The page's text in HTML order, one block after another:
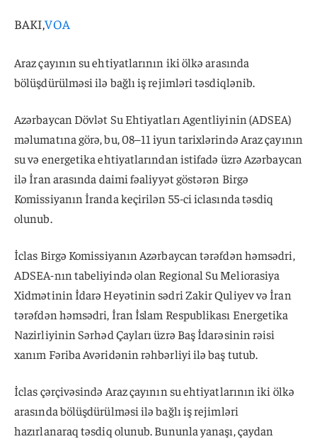
BAKI,VOA
Araz çayının su ehtiyatlarının iki ölkə arasında
bölüşdürülməsi ilə bağlı iş rejimləri təsdiqlənib.
Azərbaycan Dövlət Su Ehtiyatları Agentliyinin (ADSEA)
məlumatına görə, bu, 08–11 iyun tarixlərində Araz çayının
su və energetika ehtiyatlarından istifadə üzrə Azərbaycan
ilə İran arasında daimi fəaliyyət göstərən Birgə
Komissiyanın İranda keçirilən 55-ci iclasında təsdiq
olunub.
İclas Birgə Komissiyanın Azərbaycan tərəfdən həmsədri,
ADSEA-nın tabeliyində olan Regional Su Meliorasiya
Xidmətinin İdarə Heyətinin sədri Zakir Quliyev və İran
tərəfdən həmsədri, İran İslam Respublikası Energetika
Nazirliyinin Sərhəd Çayları üzrə Baş İdarəsinin rəisi
xanım Fəriba Avəridənin rəhbərliyi ilə baş tutub.
İclas çərçivəsində Araz çayının su ehtiyatlarının iki ölkə
arasında bölüşdürülməsi ilə bağlı iş rejimləri
hazırlanaraq təsdiq olunub. Bununla yanaşı, çaydan